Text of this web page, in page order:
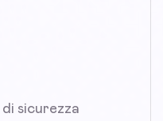
di sicurezza